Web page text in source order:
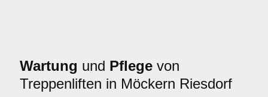
Wartung und Pflege von
Treppenliften in Möckern Riesdorf